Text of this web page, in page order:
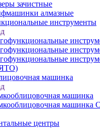
зачистные
алмазные
инструменты
машинка
машинка
машинка
центры